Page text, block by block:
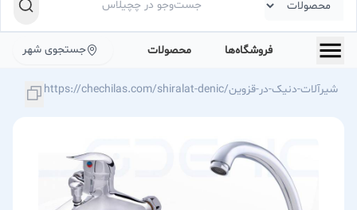
فروشگاه‌ها محصولات جستجوی شهر
https://chechilas.com/shiralat-denic/شیرآلات-دنیک-در-قزوین